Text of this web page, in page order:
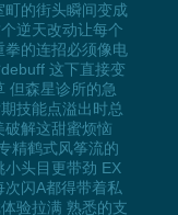
町的街头瞬间变成
逆天改动让每个
的连招必须像电
这下直接变
但森星诊所的急
技能点溢出时总
解这甜蜜烦恼
精鹤式风筝流的
头目更带劲 EX
闪A都得带着私
验拉满 熟悉的支